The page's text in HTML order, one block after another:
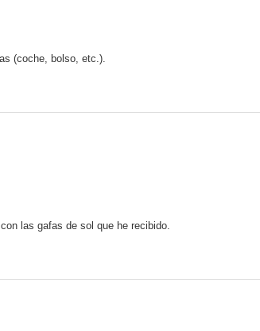
(coche, bolso, etc.).
las gafas de sol que he recibido.